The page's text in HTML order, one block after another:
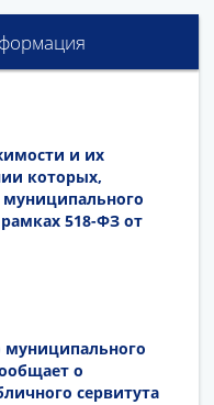
и их
которых,
муниципального
518-ФЗ от
муниципального
о
сервитута